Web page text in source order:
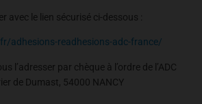
avec le lien sécurisé ci-dessous :
adhesions-readhesions-adc-france/
l’adresser par chèque à l’ordre de l’ADC
de Dumast, 54000 NANCY